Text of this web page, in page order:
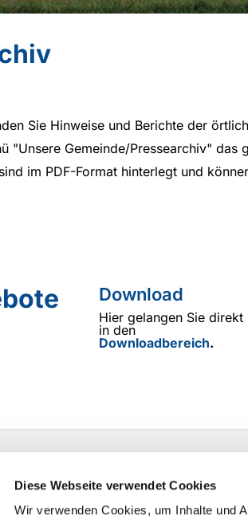
Diese Webseite verwendet Cookies
Wir verwenden Cookies, um Inhalte und
Sie Hinweise und Berichte der
"Unsere Gemeinde/Pressearchiv" das
im PDF-Format hinterlegt und
Download
Hier gelangen Sie direkt
in den
Downloadbereich.